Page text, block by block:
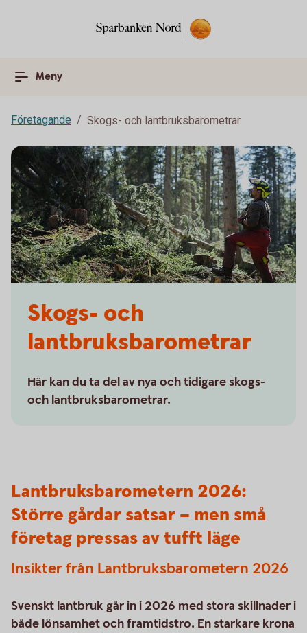
Meny
Företagande Skogs- och lantbruksbarometrar
Skogs- och
lantbruksbarometrar
Här kan du ta del av nya och tidigare skogs-
och lantbruksbarometrar.
Lantbruksbarometern 2026:
Större gårdar satsar – men små
företag pressas av tufft läge
Insikter från Lantbruksbarometern 2026
Svenskt lantbruk går in i 2026 med stora skillnader i
både lönsamhet och framtidstro. En starkare krona